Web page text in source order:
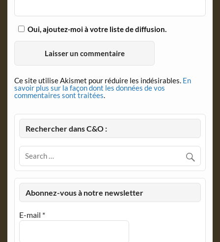
Oui, ajoutez-moi à votre liste de diffusion.
Ce site utilise Akismet pour réduire les indésirables. En
savoir plus sur la façon dont les données de vos
commentaires sont traitées.
Rechercher dans C&O :
Abonnez-vous à notre newsletter
E-mail *